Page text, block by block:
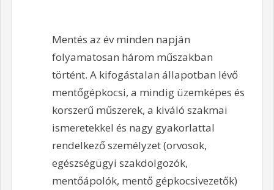
Mentés az év minden napján
folyamatosan három műszakban
történt. A kifogástalan állapotban lévő
mentőgépkocsi, a mindig üzemképes és
korszerű műszerek, a kiváló szakmai
ismeretekkel és nagy gyakorlattal
rendelkező személyzet (orvosok,
egészségügyi szakdolgozók,
mentőápolók, mentő gépkocsivezetők)